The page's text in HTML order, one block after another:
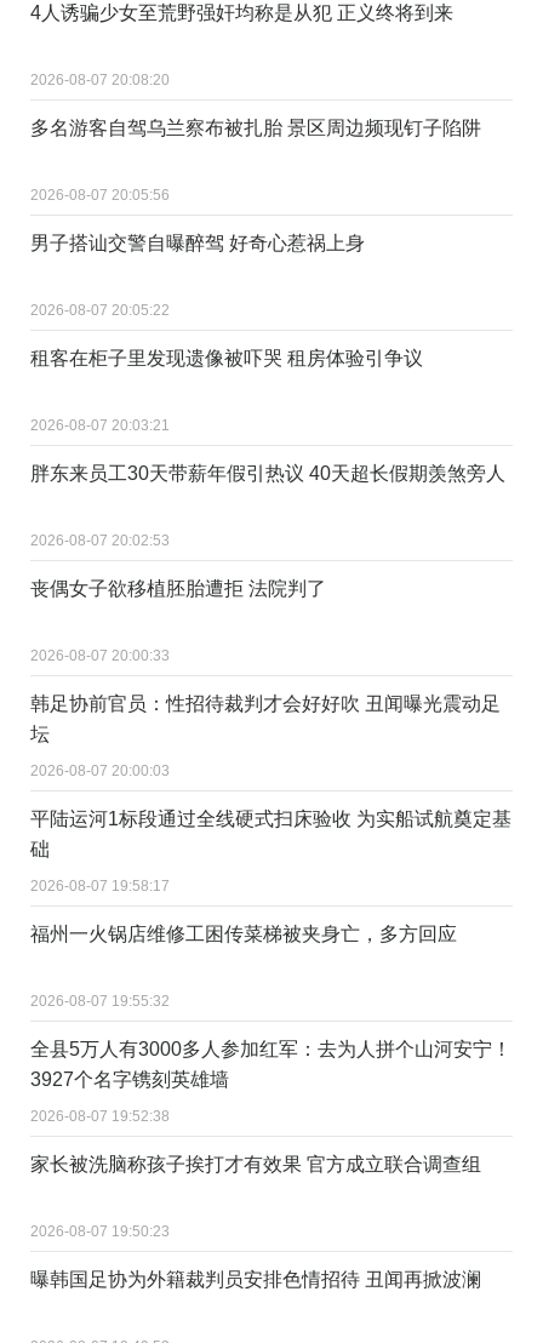
4人诱骗少女至荒野强奸均称是从犯 正义终将到来
2026-08-07 20:08:20
多名游客自驾乌兰察布被扎胎 景区周边频现钉子陷阱
2026-08-07 20:05:56
男子搭讪交警自曝醉驾 好奇心惹祸上身
2026-08-07 20:05:22
租客在柜子里发现遗像被吓哭 租房体验引争议
2026-08-07 20:03:21
胖东来员工30天带薪年假引热议 40天超长假期羡煞旁人
2026-08-07 20:02:53
丧偶女子欲移植胚胎遭拒 法院判了
2026-08-07 20:00:33
韩足协前官员：性招待裁判才会好好吹 丑闻曝光震动足
坛
2026-08-07 20:00:03
平陆运河1标段通过全线硬式扫床验收 为实船试航奠定基
础
2026-08-07 19:58:17
福州一火锅店维修工困传菜梯被夹身亡，多方回应
2026-08-07 19:55:32
全县5万人有3000多人参加红军：去为人拼个山河安宁！
3927个名字镌刻英雄墙
2026-08-07 19:52:38
家长被洗脑称孩子挨打才有效果 官方成立联合调查组
2026-08-07 19:50:23
曝韩国足协为外籍裁判员安排色情招待 丑闻再掀波澜